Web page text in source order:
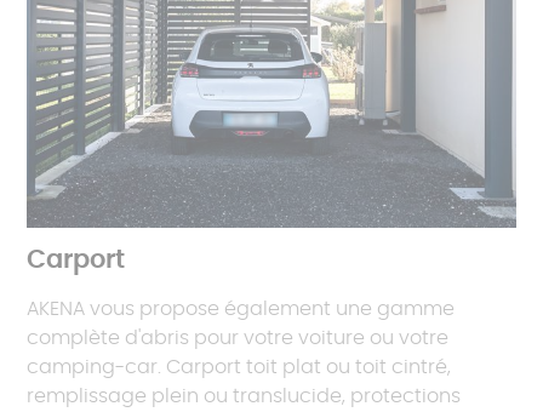
Carport
AKENA vous propose également une gamme
complète d'abris pour votre voiture ou votre
camping-car. Carport toit plat ou toit cintré,
remplissage plein ou translucide, protections